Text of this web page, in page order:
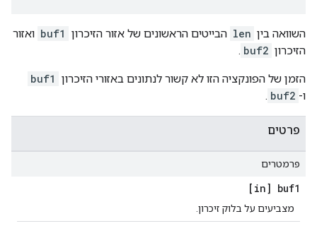
השוואה בין len הבייטים הראשונים של אזור הזיכרון buf1 ואזור
הזיכרון buf2
.
הזמן של הפונקציה הזו לא קשור לנתונים באזורי הזיכרון buf1
ו- buf2
.
פרטים
פרמטרים
[in] buf1
מצביעים על בלוק זיכרון.